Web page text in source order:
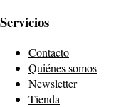
Servicios
Contacto
Quiénes somos
Newsletter
Tienda